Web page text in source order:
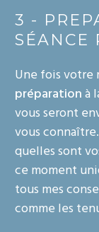
3 -
SÉANCE
Une fois votre
préparationà
vous seront
vous
quelles sont
ce moment
tous mes
comme les